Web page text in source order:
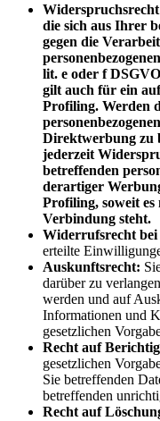
die sich aus Ihrer
gegen die
lit. e oder f
gilt auch für ein
Profiling. Werden
Direktwerbung zu
jederzeit
betreffenden
derartiger
Profiling, soweit
Verbindung steht.
Widerrufsrecht
erteilte
Auskunftsrecht:
darüber zu
werden und auf
Informationen und
gesetzlichen
Recht auf
gesetzlichen
Sie betreffenden
betreffenden
Recht auf